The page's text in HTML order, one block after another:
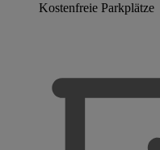
Kostenfreie Parkplätze